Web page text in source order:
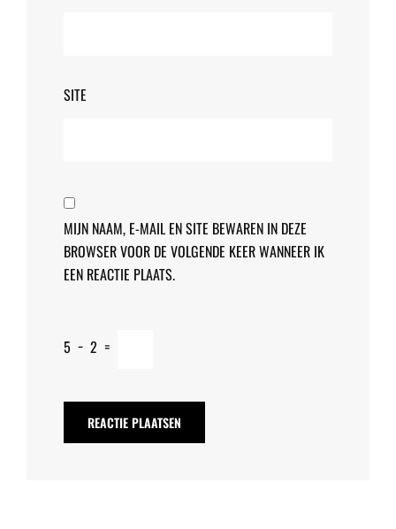
SITE
MIJN NAAM, E-MAIL EN SITE BEWAREN IN DEZE
BROWSER VOOR DE VOLGENDE KEER WANNEER IK
EEN REACTIE PLAATS.
5 − 2 =